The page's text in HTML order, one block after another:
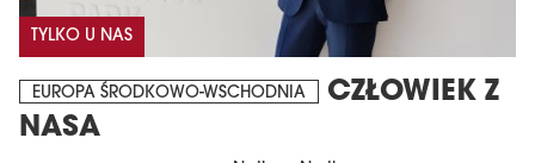
TYLKO U NAS
EUROPA ŚRODKOWO-WSCHODNIA
CZŁOWIEK Z
NASA